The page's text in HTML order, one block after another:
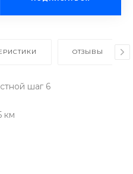
ОТЗЫВЫ
шаг 6
км